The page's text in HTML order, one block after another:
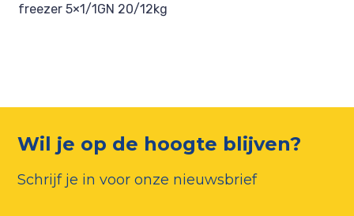
freezer 5×1/1GN 20/12kg
Wil je op de hoogte blijven?
Schrijf je in voor onze nieuwsbrief